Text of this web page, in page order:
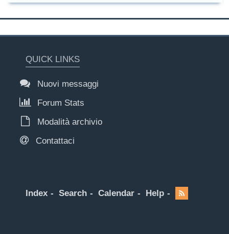
QUICK LINKS
Nuovi messaggi
Forum Stats
Modalità archivio
Contattaci
Index Search Calendar Help